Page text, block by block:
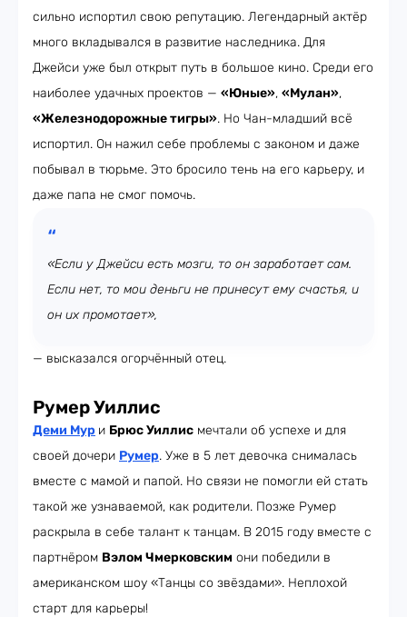
сильно испортил свою репутацию. Легендарный актёр
много вкладывался в развитие наследника. Для
Джейси уже был открыт путь в большое кино. Среди его
наиболее удачных проектов — «Юные», «Мулан»,
«Железнодорожные тигры». Но Чан-младший всё
испортил. Он нажил себе проблемы с законом и даже
побывал в тюрьме. Это бросило тень на его карьеру, и
даже папа не смог помочь.
«Если у Джейси есть мозги, то он заработает сам.
Если нет, то мои деньги не принесут ему счастья, и
он их промотает»,
— высказался огорчённый отец.
Румер Уиллис
Деми Мур и Брюс Уиллис мечтали об успехе и для
своей дочери Румер. Уже в 5 лет девочка снималась
вместе с мамой и папой. Но связи не помогли ей стать
такой же узнаваемой, как родители. Позже Румер
раскрыла в себе талант к танцам. В 2015 году вместе с
партнёром Вэлом Чмерковским они победили в
американском шоу «Танцы со звёздами». Неплохой
старт для карьеры!